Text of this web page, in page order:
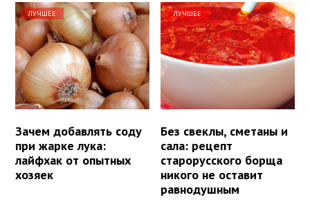
ЛУЧШЕЕ
Зачем добавлять соду
при жарке лука:
лайфхак от опытных
хозяек
ЛУЧШЕЕ
Без свеклы, сметаны и
сала: рецепт
старорусского борща
никого не оставит
равнодушным